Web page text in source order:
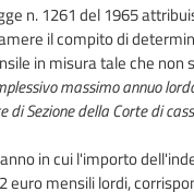
n. 1261 del 1965
il compito di
in misura tale che non
massimo annuo
di Sezione della Corte di
in cui l'importo
euro mensili lordi,